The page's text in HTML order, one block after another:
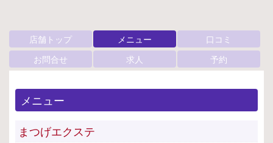
店舗トップ メニュー
口コミ
お問合せ
求人 予約
メニュー
まつげエクステ